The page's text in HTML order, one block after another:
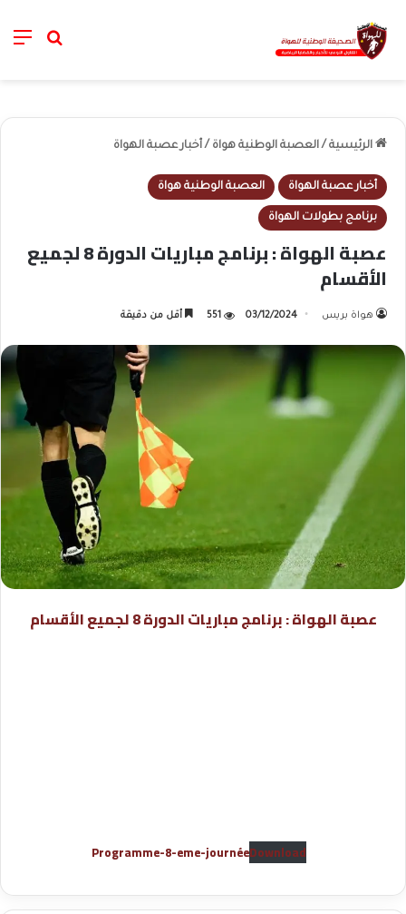
خانة
الرئيسية / العصبة الوطنية هواة / أخبار عصبة الهواة
أخبار عصبة الهواة العصبة الوطنية هواة
برنامج بطولات الهواة
عصبة الهواة : برنامج مباريات الدورة 8 لجميع
الأقسام
هواة بريس 03/12/2024
551 أقل من دقيقة
عصبة الهواة : برنامج مباريات الدورة 8 لجميع الأقسام
Programme-8-eme-journéeDownload